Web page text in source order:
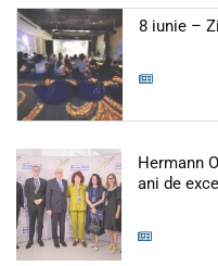
8 iunie –
Hermann
ani de